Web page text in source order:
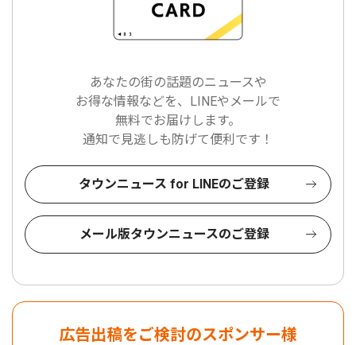
あなたの街の話題のニュースや
お得な情報などを、LINEやメールで
無料でお届けします。
通知で見逃しも防げて便利です！
タウンニュース for LINEのご登録
メール版タウンニュースのご登録
広告出稿をご検討のスポンサー様